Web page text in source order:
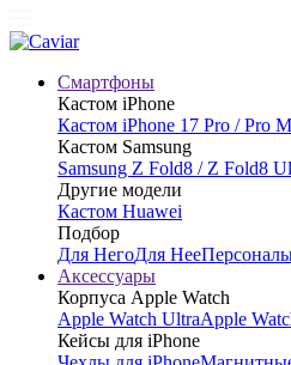
Смартфоны
Кастом iPhone
Кастом iPhone 17 Pro / Pro
Кастом Samsung
Samsung Z Fold8 / Z Fold8
Другие модели
Кастом Huawei
Подбор
Для НегоДля Нее
Аксессуары
Корпуса Apple Watch
Apple Watch UltraApple
Кейсы для iPhone